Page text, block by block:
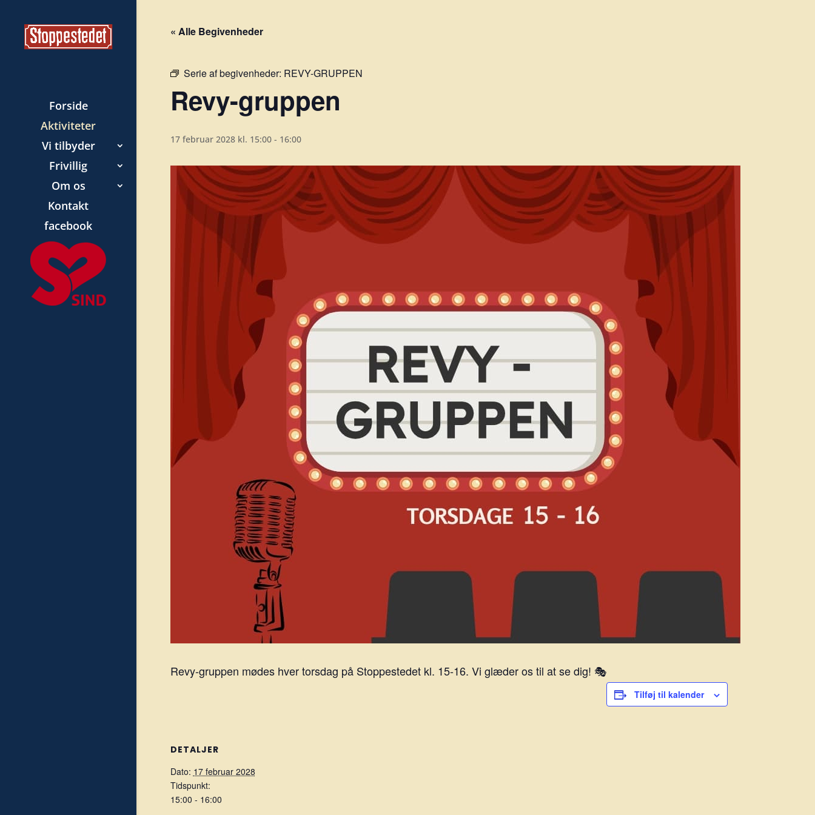
Forside
Aktiviteter
Vi tilbyder
Frivillig
Om os
Kontakt
facebook
« Alle Begivenheder
Serie af begivenheder: REVY-GRUPPEN
Revy-gruppen
17 februar 2028 kl. 15:00- 16:00
Revy-gruppen mødes hver torsdag på Stoppestedet kl. 15-16. Vi glæder os til at se dig! 🎭
Tilføj til kalender
DETALJER
Dato: 17 februar 2028
Tidspunkt:
15:00 - 16:00